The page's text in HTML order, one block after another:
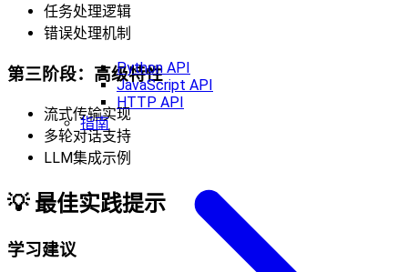
Python API
JavaScript API
HTTP API
指南
任务处理逻辑
错误处理机制
第三阶段：高级特性
流式传输实现
多轮对话支持
LLM集成示例
💡 最佳实践提示
学习建议